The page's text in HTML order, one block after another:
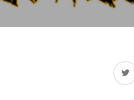
twitter